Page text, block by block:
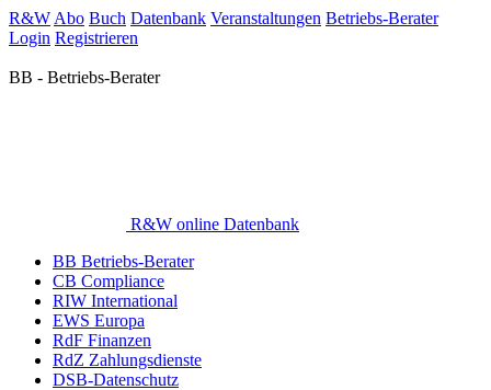
R&W Abo Buch Datenbank Veranstaltungen Betriebs-Berater
Login Registrieren
BB - Betriebs-Berater
R&W online Datenbank
BB Betriebs-Berater
CB Compliance
RIW International
EWS Europa
RdF Finanzen
RdZ Zahlungsdienste
DSB-Datenschutz